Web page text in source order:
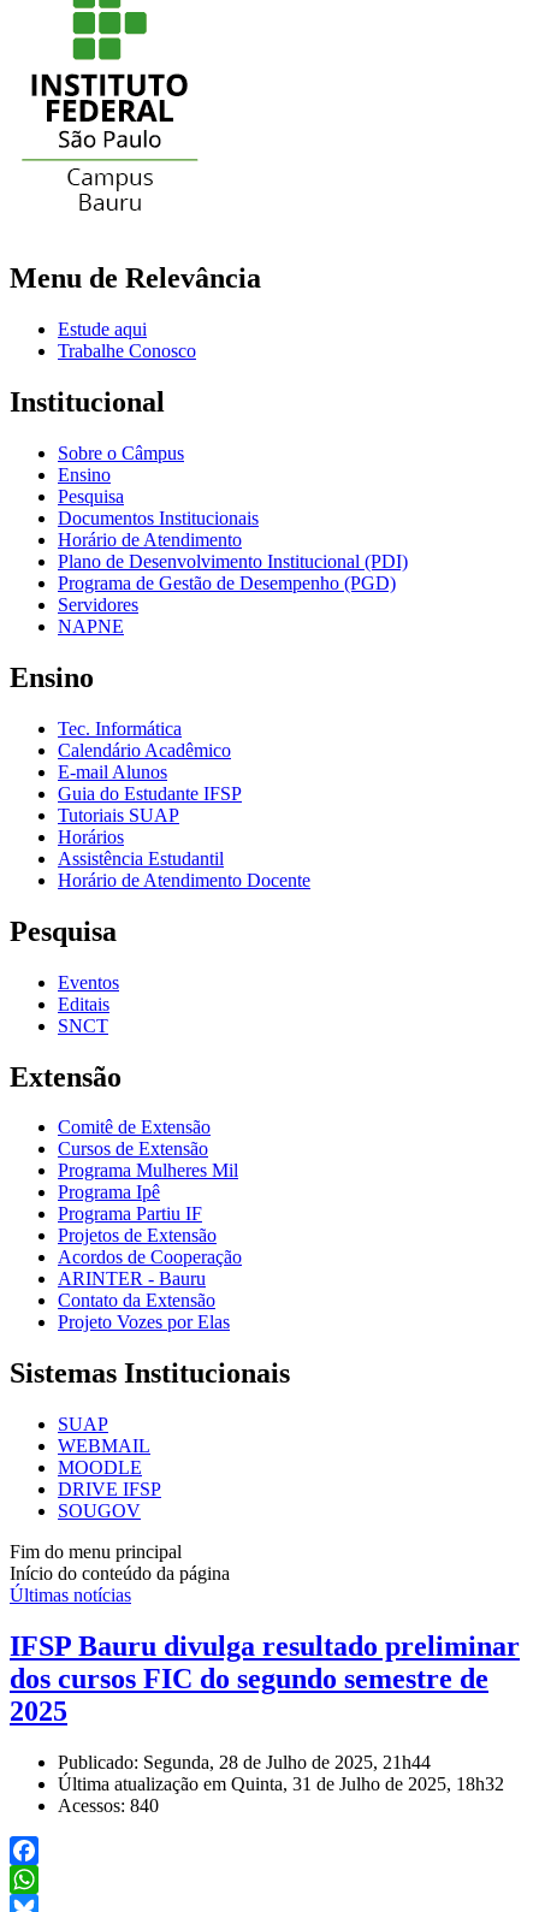
Menu de Relevância
Estude aqui
Trabalhe Conosco
Institucional
Sobre o Câmpus
Ensino
Pesquisa
Documentos Institucionais
Horário de Atendimento
Plano de Desenvolvimento Institucional (PDI)
Programa de Gestão de Desempenho (PGD)
Servidores
NAPNE
Ensino
Tec. Informática
Calendário Acadêmico
E-mail Alunos
Guia do Estudante IFSP
Tutoriais SUAP
Horários
Assistência Estudantil
Horário de Atendimento Docente
Pesquisa
Eventos
Editais
SNCT
Extensão
Comitê de Extensão
Cursos de Extensão
Programa Mulheres Mil
Programa Ipê
Programa Partiu IF
Projetos de Extensão
Acordos de Cooperação
ARINTER - Bauru
Contato da Extensão
Projeto Vozes por Elas
Sistemas Institucionais
SUAP
WEBMAIL
MOODLE
DRIVE IFSP
SOUGOV
Fim do menu principal
Início do conteúdo da página
Últimas notícias
IFSP Bauru divulga resultado preliminar
dos cursos FIC do segundo semestre de
2025
Publicado: Segunda, 28 de Julho de 2025, 21h44
Última atualização em Quinta, 31 de Julho de 2025, 18h32
Acessos: 840
Facebook
WhatsApp